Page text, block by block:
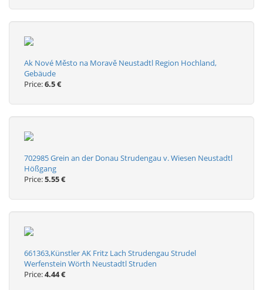
Ak Nové Město na Moravě Neustadtl Region Hochland,
Gebäude
Price:6.5 €
702985 Grein an der Donau Strudengau v. Wiesen Neustadtl
Hößgang
Price:5.55 €
661363,Künstler AK Fritz Lach Strudengau Strudel
Werfenstein Wörth Neustadtl Struden
Price:4.44 €